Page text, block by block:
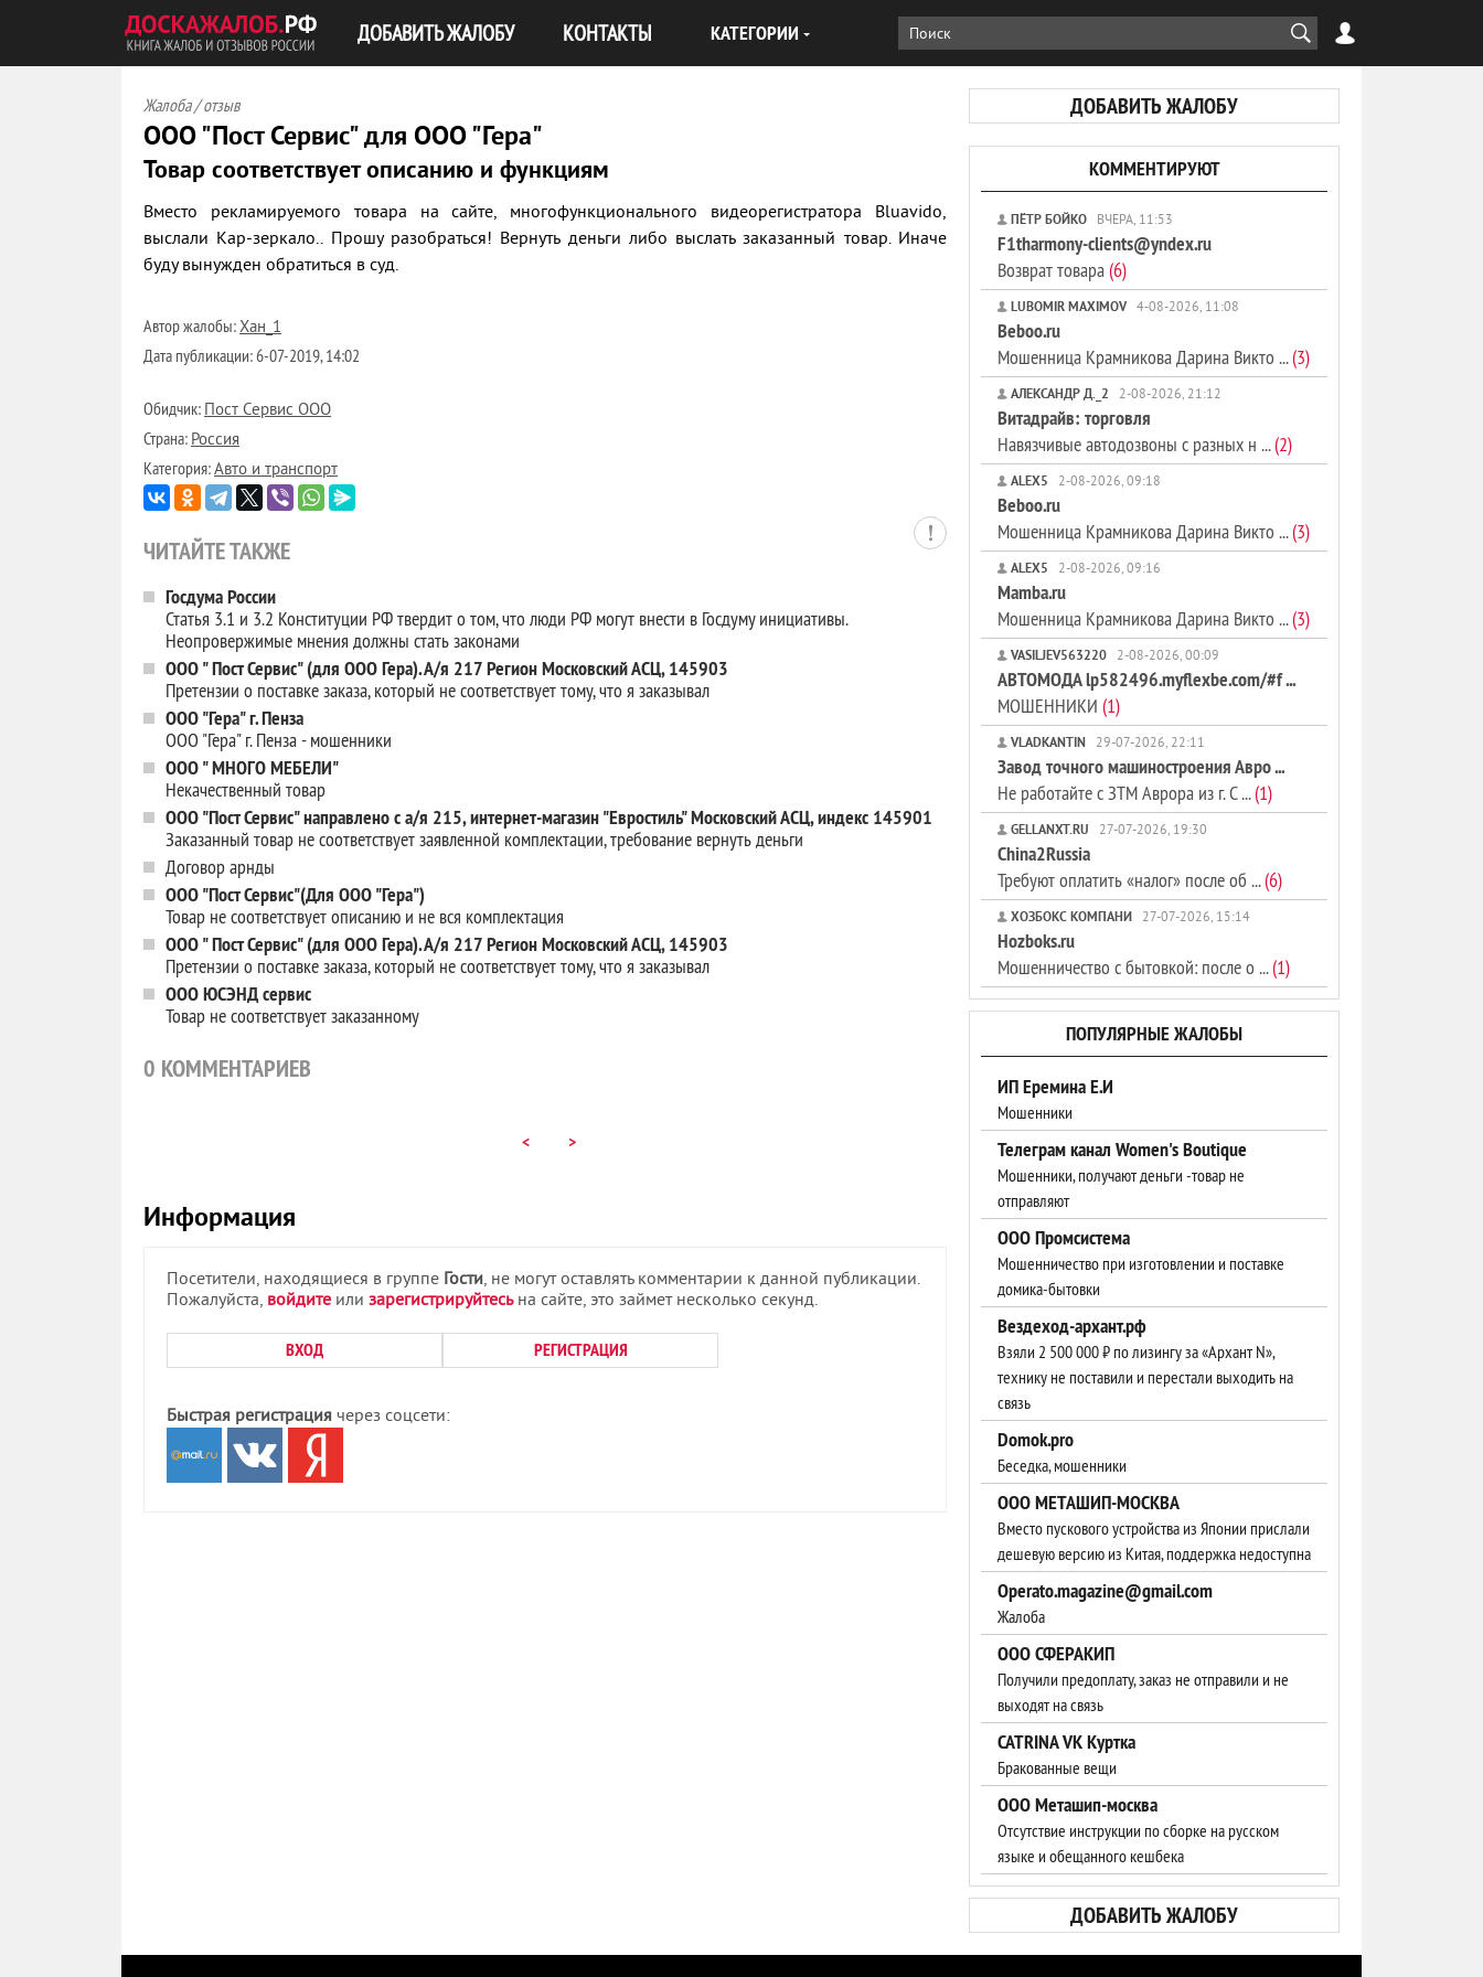
ДОБАВИТЬ ЖАЛОБУ КОНТАКТЫ КАТЕГОРИИ
ДОБАВИТЬ ЖАЛОБУ
Жалоба / отзыв
ООО "Пост Сервис" для ООО "Гера"
Товар соответствует описанию и функциям
Вместо рекламируемого товара на сайте, многофункционального видеорегистратора Bluavido,
выслали Кар-зеркало.. Прошу разобраться! Вернуть деньги либо выслать заказанный товар. Иначе
буду вынужден обратиться в суд.
Автор жалобы:Хан_1
Дата публикации:6-07-2019, 14:02
Обидчик:Пост Сервис ООО
Страна:Россия
Категория:Авто и транспорт
ЧИТАЙТЕ ТАКЖЕ
Госдума России
Статья 3.1 и 3.2 Конституции РФ твердит о том, что люди РФ могут внести в Госдуму инициативы.
Неопровержимые мнения должны стать законами
ООО " Пост Сервис" (для ООО Гера). А/я 217 Регион Московский АСЦ, 145903
Претензии о поставке заказа, который не соответствует тому, что я заказывал
ООО "Гера" г. Пенза
ООО "Гера" г. Пенза - мошенники
ООО " МНОГО МЕБЕЛИ"
Некачественный товар
ООО "Пост Сервис" направлено с а/я 215, интернет-магазин "Евростиль" Московский АСЦ, индекс 145901
Заказанный товар не соответствует заявленной комплектации, требование вернуть деньги
Договор арнды
ООО "Пост Сервис"(Для ООО "Гера")
Товар не соответствует описанию и не вся комплектация
ООО " Пост Сервис" (для ООО Гера). А/я 217 Регион Московский АСЦ, 145903
Претензии о поставке заказа, который не соответствует тому, что я заказывал
ООО ЮСЭНД сервис
Товар не соответствует заказанному
0 КОММЕНТАРИЕВ
< >
Информация
Посетители, находящиеся в группе Гости, не могут оставлять комментарии к данной публикации.
Пожалуйста, войдите или зарегистрируйтесьна сайте, это займет несколько секунд.
ВХОД РЕГИСТРАЦИЯ
Быстрая регистрация через соцсети:
КОММЕНТИРУЮТ
ПЁТР БОЙКО ВЧЕРА, 11:53
F1tharmony-clients@yndex.ru
Возврат товара(6)
LUBOMIR MAXIMOV 4-08-2026, 11:08
Beboo.ru
Мошенница Крамникова Дарина Викто ...(3)
АЛЕКСАНДР Д._2 2-08-2026, 21:12
Витадрайв: торговля
Навязчивые автодозвоны с разных н ...(2)
ALEX5 2-08-2026, 09:18
Beboo.ru
Мошенница Крамникова Дарина Викто ...(3)
ALEX5 2-08-2026, 09:16
Mamba.ru
Мошенница Крамникова Дарина Викто ...(3)
VASILJEV563220 2-08-2026, 00:09
АВТОМОДА lp582496.myflexbe.com/#f ...
МОШЕННИКИ (1)
VLADKANTIN 29-07-2026, 22:11
Завод точного машиностроения Авро ...
Не работайте с ЗТМ Аврора из г. С ...(1)
GELLANXT.RU 27-07-2026, 19:30
China2Russia
Требуют оплатить «налог» после об ...(6)
ХОЗБОКС КОМПАНИ 27-07-2026, 15:14
Hozboks.ru
Мошенничество с бытовкой: после о ...(1)
ПОПУЛЯРНЫЕ ЖАЛОБЫ
ИП Еремина Е.И
Мошенники
Телеграм канал Women's Boutique
Мошенники, получают деньги -товар не
отправляют
ООО Промсистема
Мошенничество при изготовлении и поставке
домика-бытовки
Вездеход-архант.рф
Взяли 2 500 000 ₽ по лизингу за «Архант N»,
технику не поставили и перестали выходить на
связь
Domok.pro
Беседка, мошенники
ООО МЕТАШИП-МОСКВА
Вместо пускового устройства из Японии прислали
дешевую версию из Китая, поддержка недоступна
Operato.magazine@gmail.com
Жалоба
ООО СФЕРАКИП
Получили предоплату, заказ не отправили и не
выходят на связь
CATRINA VK Куртка
Бракованные вещи
ООО Меташип-москва
Отсутствие инструкции по сборке на русском
языке и обещанного кешбека
ДОБАВИТЬ ЖАЛОБУ